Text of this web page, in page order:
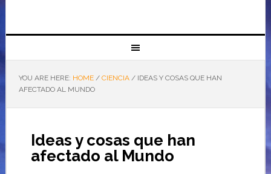
YOU ARE HERE: HOME / CIENCIA /IDEAS Y COSAS QUE HAN
AFECTADO AL MUNDO
Ideas y cosas que han
afectado al Mundo